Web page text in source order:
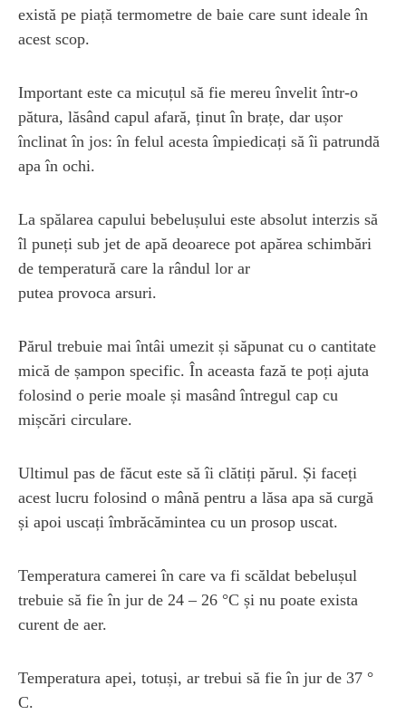
există pe piață termometre de baie care sunt ideale în
acest scop.
Important este ca micuțul să fie mereu învelit într-o
pătura, lăsând capul afară, ținut în brațe, dar ușor
înclinat în jos: în felul acesta împiedicați să îi patrundă
apa în ochi.
La spălarea capului bebelușului este absolut interzis să
îl puneți sub jet de apă deoarece pot apărea schimbări
de temperatură care la rândul lor ar
putea provoca arsuri.
Părul trebuie mai întâi umezit și săpunat cu o cantitate
mică de șampon specific. În aceasta fază te poți ajuta
folosind o perie moale și masând întregul cap cu
mișcări circulare.
Ultimul pas de făcut este să îi clătiți părul. Și faceți
acest lucru folosind o mână pentru a lăsa apa să curgă
și apoi uscați îmbrăcămintea cu un prosop uscat.
Temperatura camerei în care va fi scăldat bebelușul
trebuie să fie în jur de 24 – 26 °C și nu poate exista
curent de aer.
Temperatura apei, totuși, ar trebui să fie în jur de 37 °
C.